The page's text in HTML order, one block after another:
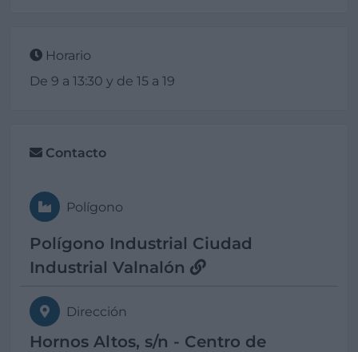
Horario
De 9 a 13:30 y de 15 a 19
Contacto
Polígono
Polígono Industrial Ciudad
Industrial Valnalón
Dirección
Hornos Altos, s/n - Centro de